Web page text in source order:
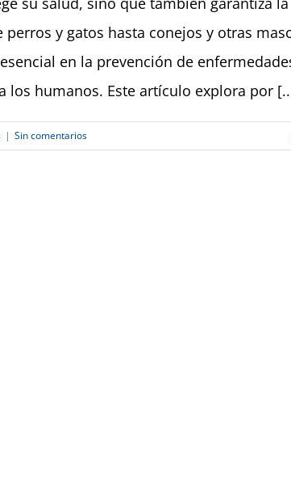
y gatos hasta conejos y otras
en la prevención de
los humanos. Este artículo explora por
| Sin comentarios